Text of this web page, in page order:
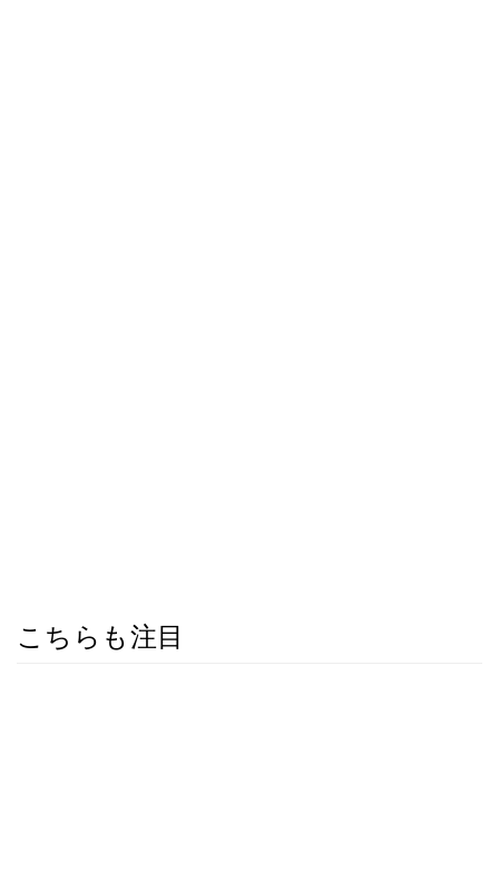
こちらも注目